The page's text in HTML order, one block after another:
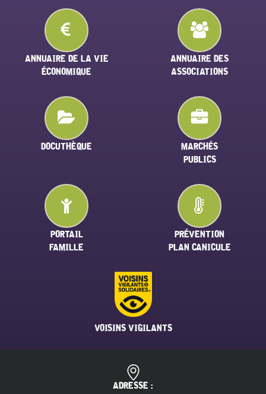
ANNUAIRE DE LA VIE
ÉCONOMIQUE
ANNUAIRE DES
ASSOCIATIONS
DOCUTHÈQUE
MARCHÉS
PUBLICS
PORTAIL
FAMILLE
PRÉVENTION
PLAN CANICULE
VOISINS VIGILANTS
ADRESSE :